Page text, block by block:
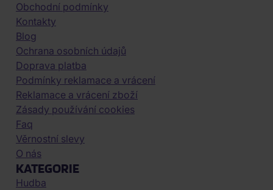
Obchodní podmínky
Kontakty
Blog
Ochrana osobních údajů
Doprava platba
Podmínky reklamace a vrácení
Reklamace a vrácení zboží
Zásady používání cookies
Faq
Věrnostní slevy
O nás
KATEGORIE
Hudba